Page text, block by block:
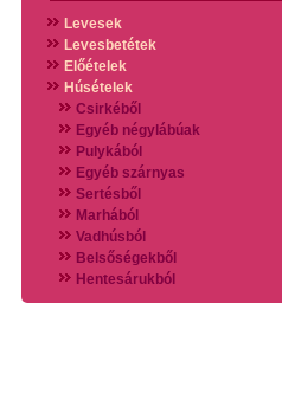
Levesek
Levesbetétek
Előételek
Húsételek
Csirkéből
Egyéb négylábúak
Pulykából
Egyéb szárnyas
Sertésből
Marhából
Vadhúsból
Belsőségekből
Hentesárukból
Vadszárnyasokból